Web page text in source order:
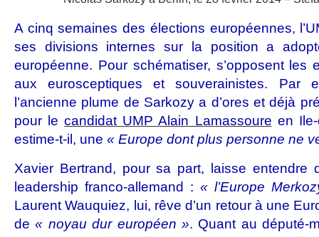
A cinq semaines des élections européennes,
ses divisions internes sur la position a
européenne. Pour schématiser, s’opposent les
aux eurosceptiques et souverainistes. Par
l’ancienne plume de Sarkozy a d’ores et déjà
pour lecandidat UMP Alain Lamassoure en
estime-t-il, une « Europe dont plus personne ne
Xavier Bertrand, pour sa part, laisse entendre
leadership franco-allemand : « l’Europe
Laurent Wauquiez, lui, rêve d’un retour à une
de« noyau dur européen ». Quant au député-